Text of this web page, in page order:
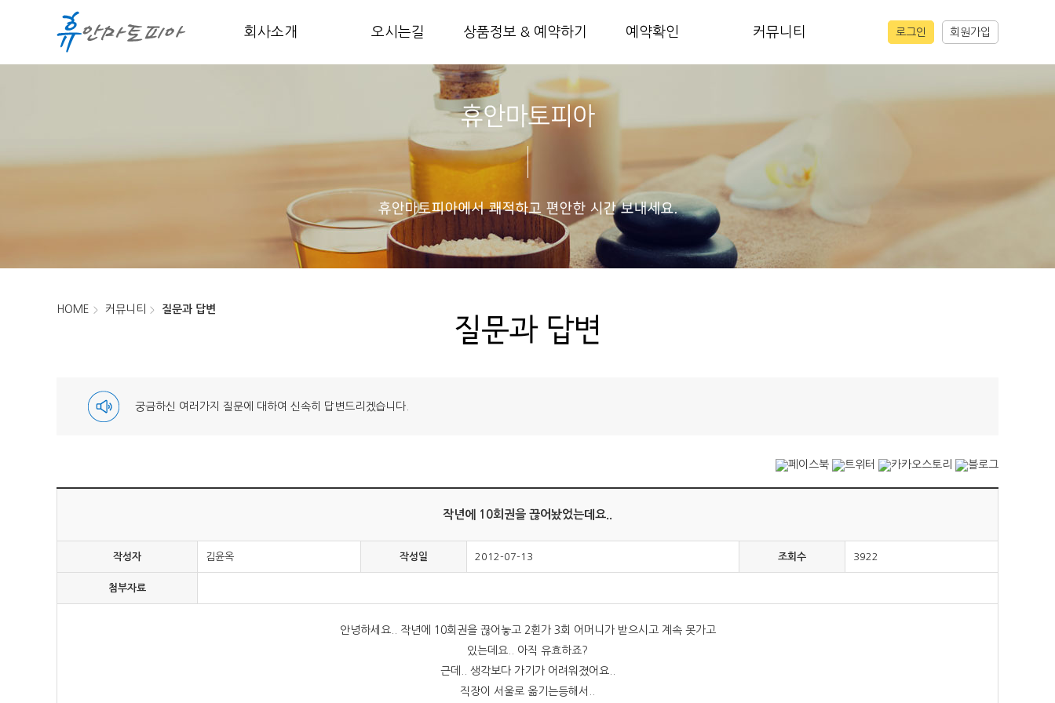
회사소개 오시는길 상품정보 & 예약하기 예약확인 커뮤니티 로그인 회원가입
HOME 커뮤니티 질문과 답변
질문과 답변
궁금하신 여러가지 질문에 대하여 신속히 답변드리겠습니다.
작년에 10회권을 끊어놨었는데요..
작성자 김윤옥 작성일 2012-07-13 조회수 3922
첨부자료
안녕하세요.. 작년에 10회권을 끊어놓고 2횐가 3회 어머니가 받으시고 계속 못가고
있는데요.. 아직 유효하죠?
근데.. 생각보다 가기가 어려워졌어요..
직장이 서울로 옮기는등해서..